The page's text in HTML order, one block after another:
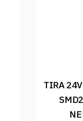
TIRA